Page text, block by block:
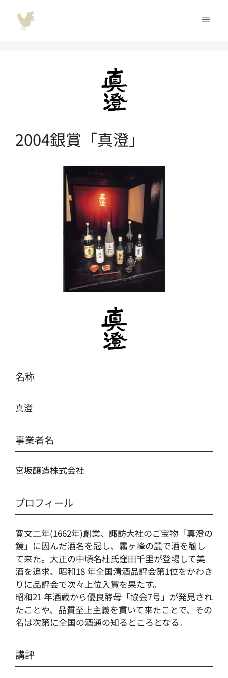
メ
2004銀賞「真澄」
名称
真澄
事業者名
宮坂醸造株式会社
プロフィール
寛文二年(1662年)創業、諏訪大社のご宝物「真澄の
鏡」に因んだ酒名を冠し、霧ヶ峰の麓で酒を醸し
て来た。大正の中頃名杜氏窪田千里が登場して美
酒を追求、昭和18 年全国清酒品評会第1位をかわき
りに品評会で次々上位入賞を果たす。
昭和21 年酒蔵から優良酵母「協会7号」が発見され
たことや、品質至上主義を貫いて来たことで、その
名は次第に全国の酒通の知るところとなる。
講評